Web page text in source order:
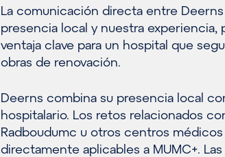
La comunicación directa entre
presencia local y nuestra
ventaja clave para un hospital que
obras de renovación.
Deerns combina su presencia local
hospitalario. Los retos relacionados
Radboudumc u otros centros
directamente aplicables a MUMC+.